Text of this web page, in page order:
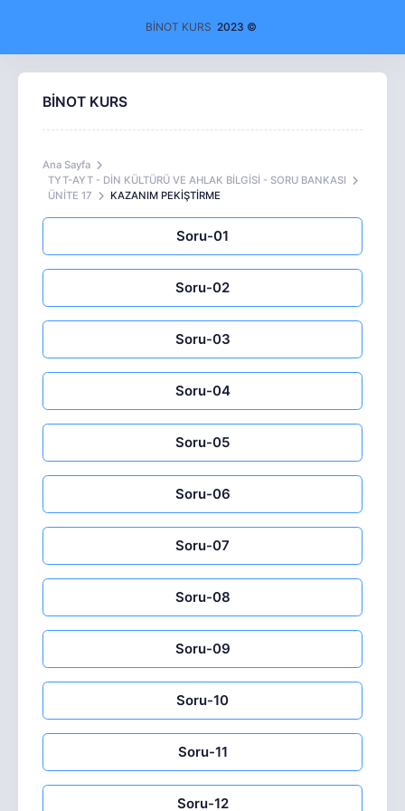
BİNOT KURS 2023 ©
BİNOT KURS
Ana Sayfa
TYT-AYT - DİN KÜLTÜRÜ VE AHLAK BİLGİSİ - SORU BANKASI
ÜNİTE 17
KAZANIM PEKİŞTİRME
Soru-01
Soru-02
Soru-03
Soru-04
Soru-05
Soru-06
Soru-07
Soru-08
Soru-09
Soru-10
Soru-11
Soru-12